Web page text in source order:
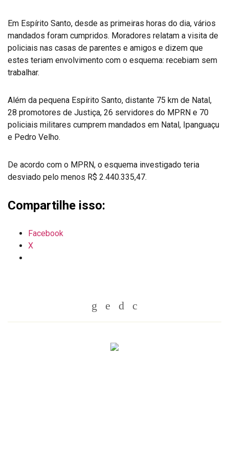
Em Espírito Santo, desde as primeiras horas do dia, vários
mandados foram cumpridos. Moradores relatam a visita de
policiais nas casas de parentes e amigos e dizem que
estes teriam envolvimento com o esquema: recebiam sem
trabalhar.
Além da pequena Espírito Santo, distante 75 km de Natal,
28 promotores de Justiça, 26 servidores do MPRN e 70
policiais militares cumprem mandados em Natal, Ipanguaçu
e Pedro Velho.
De acordo com o MPRN, o esquema investigado teria
desviado pelo menos R$ 2.440.335,47.
Compartilhe isso:
Facebook
X
Whatsapp
TwitterFacebook